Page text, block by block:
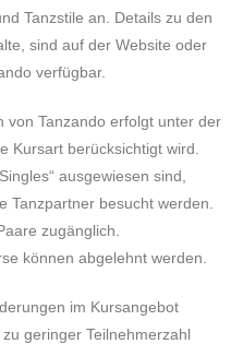
Tanzstile an. Details zu den
sind auf der Website oder
verfügbar.
von Tanzando erfolgt unter der
Kursart berücksichtigt wird.
ausgewiesen sind,
Tanzpartner besucht werden.
zugänglich.
können abgelehnt werden.
im Kursangebot
geringer Teilnehmerzahl